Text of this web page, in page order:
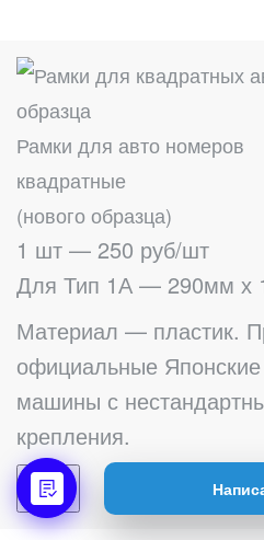
Рамки для авто номеров
квадратные
(нового образца)
1 шт — 250 руб/шт
Для Тип 1А — 290мм х
Материал — пластик.
официальные
машины с
крепления.
Купить